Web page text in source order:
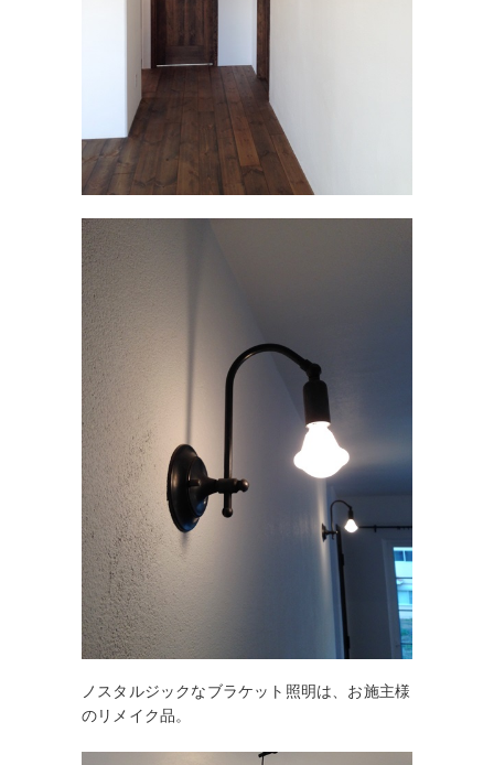
ノスタルジックなブラケット照明は、お施主様
のリメイク品。